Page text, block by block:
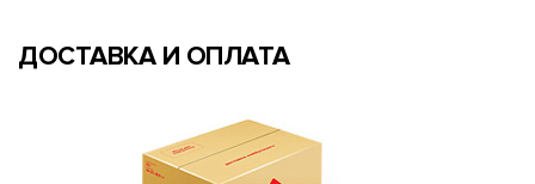
ДОСТАВКА И ОПЛАТА